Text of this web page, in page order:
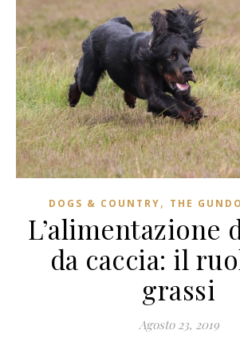
DOGS & COUNTRY, THE
L’alimentazione
da caccia: il
grassi
Agosto 23, 2019